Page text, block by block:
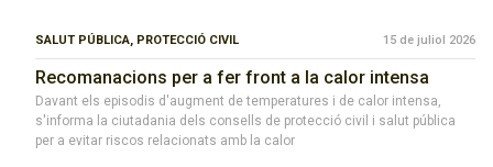
SALUT PÚBLICA, PROTECCIÓ CIVIL 15 de juliol 2026
Recomanacions per a fer front a la calor intensa
Davant els episodis d'augment de temperatures i de calor intensa,
s'informa la ciutadania dels consells de protecció civil i salut pública
per a evitar riscos relacionats amb la calor